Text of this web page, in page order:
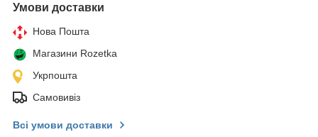
Умови доставки
Нова Пошта
Магазини Rozetka
Укрпошта
Самовивіз
Всі умови доставки